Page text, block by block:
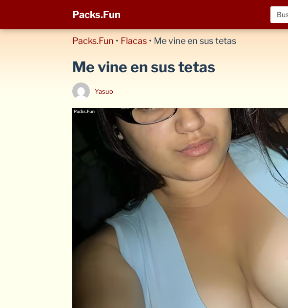
Packs.Fun
Packs.Fun • Flacas • Me vine en sus tetas
Me vine en sus tetas
Yasuo